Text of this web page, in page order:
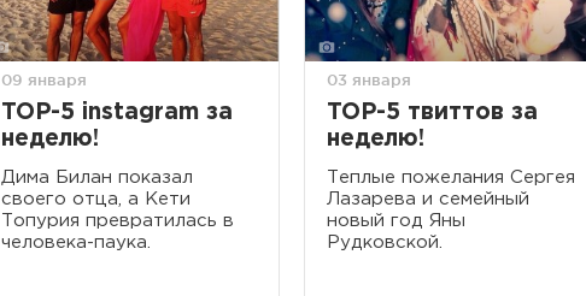
09 января
TOP-5 instagram за
неделю!
Дима Билан показал
своего отца, а Кети
Топурия превратилась в
человека-паука.
03 января
TOP-5 твиттов за
неделю!
Теплые пожелания Сергея
Лазарева и семейный
новый год Яны
Рудковской.